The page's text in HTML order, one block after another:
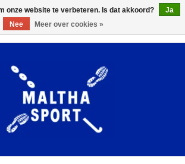
onze website te verbeteren. Is dat akkoord?
Ja
Nee
Meer over cookies »